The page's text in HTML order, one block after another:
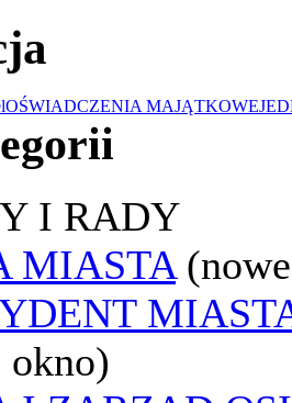
OŚWIADCZENIA MAJĄTKOWE
I RADY
MIASTA
okno)